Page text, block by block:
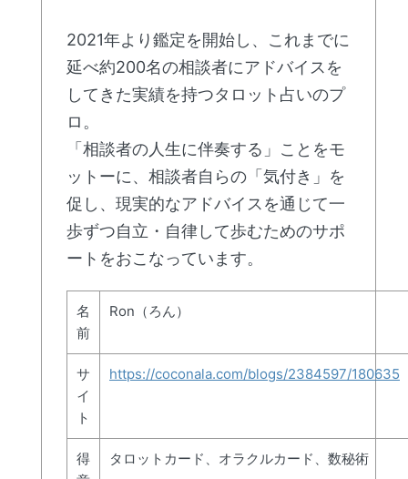
2021年より鑑定を開始し、これまでに
延べ約200名の相談者にアドバイスを
してきた実績を持つタロット占いのプ
ロ。
「相談者の人生に伴奏する」ことをモ
ットーに、相談者自らの「気付き」を
促し、現実的なアドバイスを通じて一
歩ずつ自立・自律して歩むためのサポ
ートをおこなっています。
名
前
Ron（ろん）
サ
イ
ト
https://coconala.com/blogs/2384597/180635
得
タロットカード、オラクルカード、数秘術